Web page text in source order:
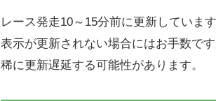
レース発走10～15分前に更新しています
表示が更新されない場合にはお手数で
稀に更新遅延する可能性があります。